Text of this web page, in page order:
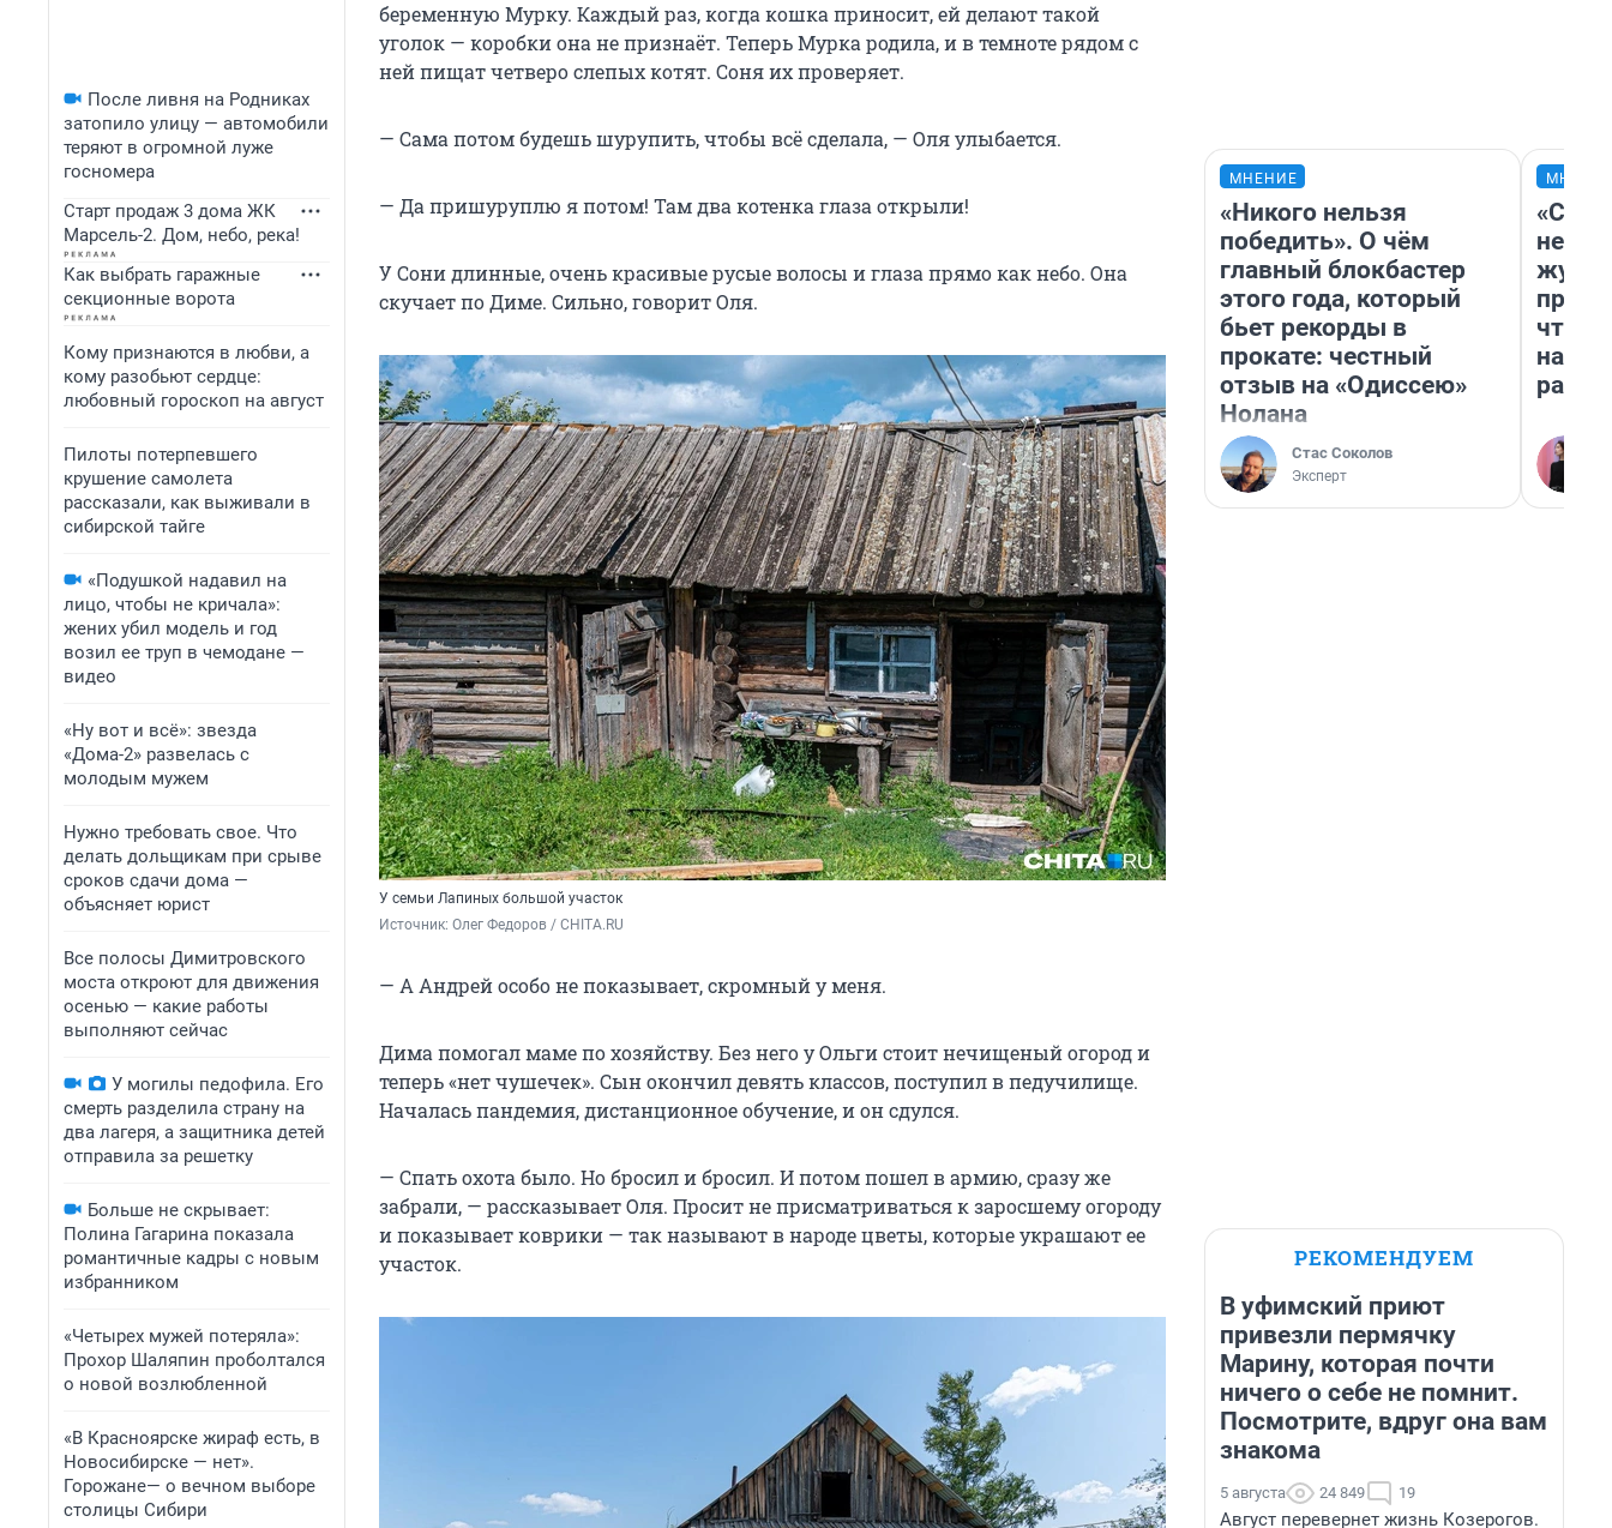
После ливня на Родниках
затопило улицу — автомобили
теряют в огромной луже
госномера
Старт продаж 3 дома ЖК
Марсель-2. Дом, небо, река!
Как выбрать гаражные
секционные ворота
Кому признаются в любви, а
кому разобьют сердце:
любовный гороскоп на август
Пилоты потерпевшего
крушение самолета
рассказали, как выживали в
сибирской тайге
«Подушкой надавил на
лицо, чтобы не кричала»:
жених убил модель и год
возил ее труп в чемодане —
видео
«Ну вот и всё»: звезда
«Дома-2» развелась с
молодым мужем
Нужно требовать свое. Что
делать дольщикам при срыве
сроков сдачи дома —
объясняет юрист
Все полосы Димитровского
моста откроют для движения
осенью — какие работы
выполняют сейчас
У могилы педофила. Его
смерть разделила страну на
два лагеря, а защитника детей
отправила за решетку
Больше не скрывает:
Полина Гагарина показала
романтичные кадры с новым
избранником
«Четырех мужей потеряла»:
Прохор Шаляпин проболтался
о новой возлюбленной
«В Красноярске жираф есть, в
Новосибирске — нет».
Горожане— о вечном выборе
столицы Сибири
беременную Мурку. Каждый раз, когда кошка приносит, ей делают такой
уголок — коробки она не признаёт. Теперь Мурка родила, и в темноте рядом с
ней пищат четверо слепых котят. Соня их проверяет.
— Сама потом будешь шурупить, чтобы всё сделала, — Оля улыбается.
— Да пришуруплю я потом! Там два котенка глаза открыли!
У Сони длинные, очень красивые русые волосы и глаза прямо как небо. Она
скучает по Диме. Сильно, говорит Оля.
У семьи Лапиных большой участок
Источник: Олег Федоров / CHITA.RU
— А Андрей особо не показывает, скромный у меня.
Дима помогал маме по хозяйству. Без него у Ольги стоит нечищеный огород и
теперь «нет чушечек». Сын окончил девять классов, поступил в педучилище.
Началась пандемия, дистанционное обучение, и он сдулся.
— Спать охота было. Но бросил и бросил. И потом пошел в армию, сразу же
забрали, — рассказывает Оля. Просит не присматриваться к заросшему огороду
и показывает коврики — так называют в народе цветы, которые украшают ее
участок.
МНЕНИЕ
«Никого нельзя
победить». О чём
главный блокбастер
этого года, который
бьет рекорды в
прокате: честный
отзыв на «Одиссею»
Нолана
Стас Соколов
Эксперт
на
ради
РЕКОМЕНДУЕМ
В уфимский приют
привезли пермячку
Марину, которая почти
ничего о себе не помнит.
Посмотрите, вдруг она вам
знакома
5 августа 24 849 19
Август перевернет жизнь Козерогов.